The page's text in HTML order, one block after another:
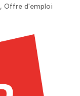
, Offre d'emploi